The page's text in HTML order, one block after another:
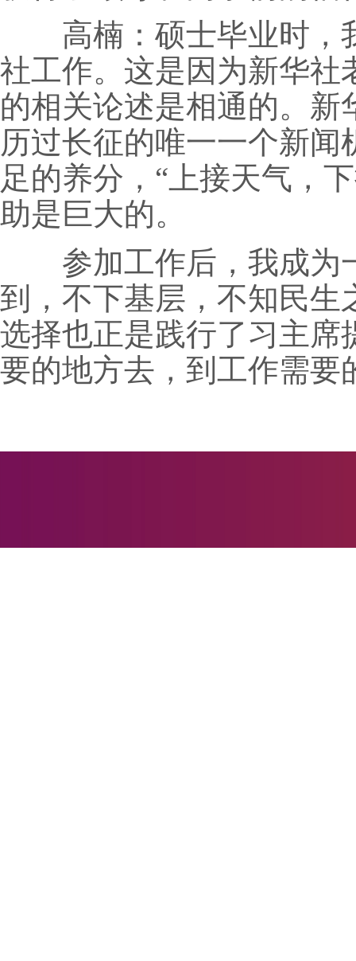
高楠：硕士毕业时，
社工作。这是因为新华社
的相关论述是相通的。新
历过长征的唯一一个新
足的养分，“上接天气，
助是巨大的。
参加工作后，我成为一
到，不下基层，不知民生
选择也正是践行了习主席
要的地方去，到工作需要